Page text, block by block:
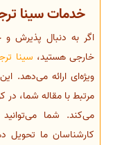
خدمات سینا
اگر به دنبال پذیرش
خارجی هستید، سینا
ویژه‌ای ارائه می‌دهد.
مرتبط با مقاله شما، در
می‌کند. شما می‌توانید
کارشناسان ما تحویل